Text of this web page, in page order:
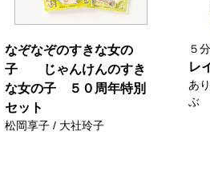
なぞなぞのすきな女の
子 じゃんけんのすき
な女の子 ５０周年特別
セット
松岡享子 / 大社玲子
５
レ
あ
ぶ